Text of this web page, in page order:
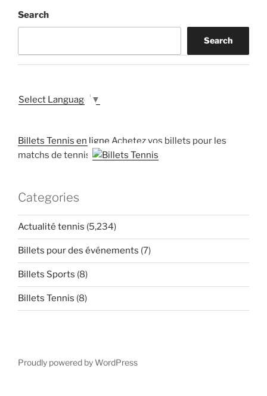
Search
Search
Select Language ▼
Billets Tennis en ligne Achetez vos billets pour les
matchs de tennis
Categories
Actualité tennis (5,234)
Billets pour des événements (7)
Billets Sports (8)
Billets Tennis (8)
Proudly powered by WordPress